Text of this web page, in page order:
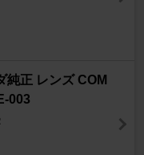
純正 レンズ COM
003